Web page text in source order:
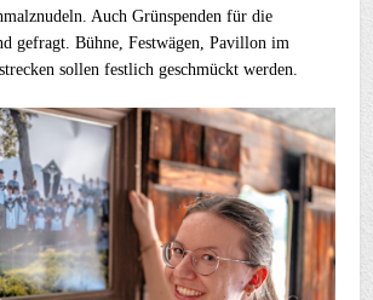
Auch Grünspenden für die
gefragt. Bühne, Festwägen, Pavillon im
sollen festlich geschmückt werden.